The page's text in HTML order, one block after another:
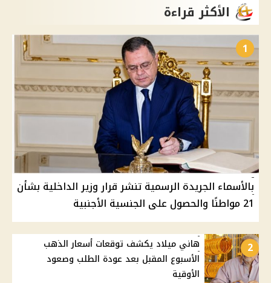
الأكثر قراءة
1
بالأسماء الجريدة الرسمية تنشر قرار وزير الداخلية بشأن
21 مواطنًا والحصول على الجنسية الأجنبية
2
هاني ميلاد يكشف توقعات أسعار الذهب
الأسبوع المقبل بعد عودة الطلب وصعود
الأوقية